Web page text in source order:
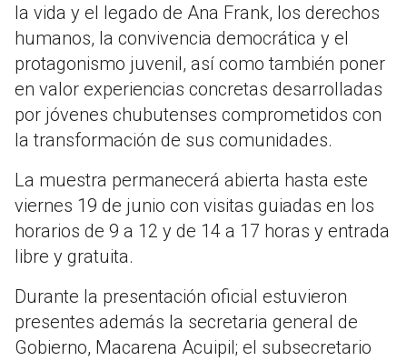
la vida y el legado de Ana Frank, los derechos
humanos, la convivencia democrática y el
protagonismo juvenil, así como también poner
en valor experiencias concretas desarrolladas
por jóvenes chubutenses comprometidos con
la transformación de sus comunidades.
La muestra permanecerá abierta hasta este
viernes 19 de junio con visitas guiadas en los
horarios de 9 a 12 y de 14 a 17 horas y entrada
libre y gratuita.
Durante la presentación oficial estuvieron
presentes además la secretaria general de
Gobierno, Macarena Acuipil; el subsecretario